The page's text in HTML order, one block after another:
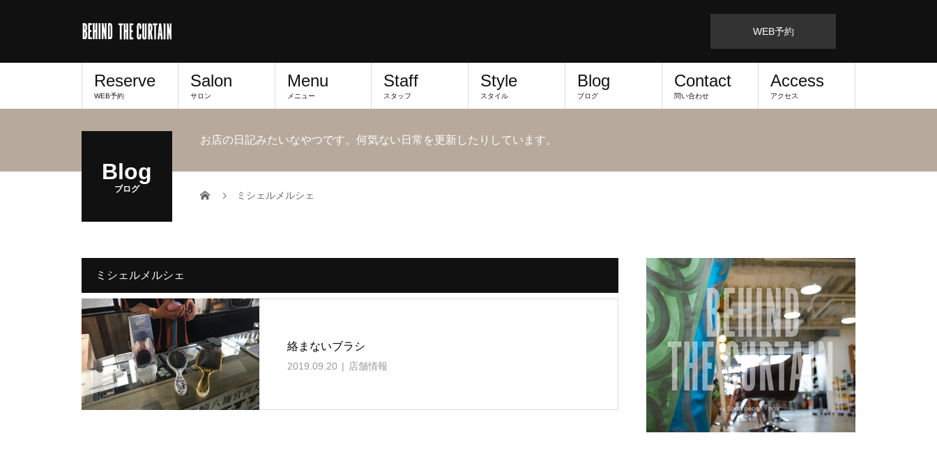
WEB予約
Reserve
WEB予約
Salon
サロン
Menu
メニュー
Staff
スタッフ
Style
スタイル
Blog
ブログ
Contact
問い合わせ
Access
アクセス
Blog
ブログ
お店の日記みたいなやつです。何気ない日常を更新したりしています。
ミシェルメルシェ
ミシェルメルシェ
絡まないブラシ
2019.09.20 店舗情報